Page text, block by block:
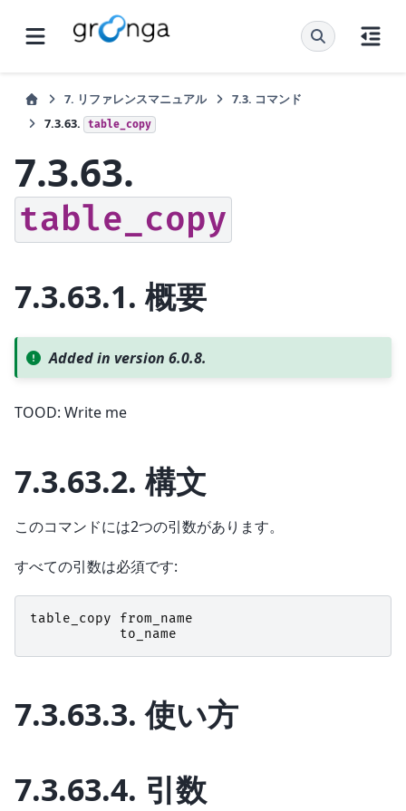
7. リファレンスマニュアル 7.3. コマンド
7.3.63.
table_copy
7.3.63.
table_copy
7.3.63.1.概要
Added in version 6.0.8.
TOOD: Write me
7.3.63.2. 構文
このコマンドには2つの引数があります。
すべての引数は必須です:
table_copy
from_name
to_name
7.3.63.3.使い方
7.3.63.4. 引数